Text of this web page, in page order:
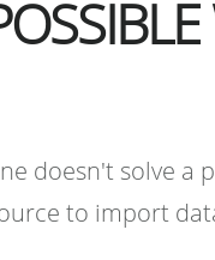
doesn't solve a
to import